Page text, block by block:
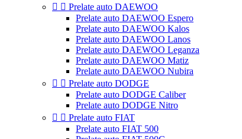
  Prelate auto DAEWOO
Prelate auto DAEWOO Espero
Prelate auto DAEWOO Kalos
Prelate auto DAEWOO Lanos
Prelate auto DAEWOO Leganza
Prelate auto DAEWOO Matiz
Prelate auto DAEWOO Nubira
  Prelate auto DODGE
Prelate auto DODGE Caliber
Prelate auto DODGE Nitro
  Prelate auto FIAT
Prelate auto FIAT 500